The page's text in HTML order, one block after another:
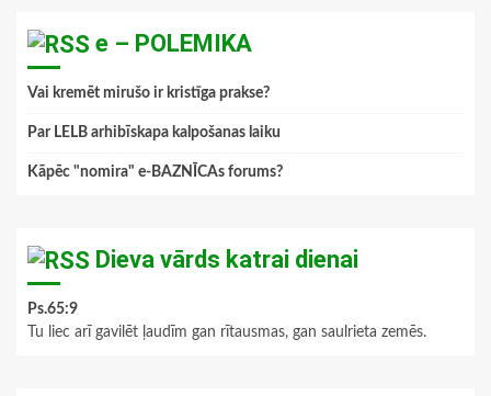
e – POLEMIKA
Vai kremēt mirušo ir kristīga prakse?
Par LELB arhibīskapa kalpošanas laiku
Kāpēc "nomira" e-BAZNĪCAs forums?
Dieva vārds katrai dienai
Ps.65:9
Tu liec arī gavilēt ļaudīm gan rītausmas, gan saulrieta zemēs.